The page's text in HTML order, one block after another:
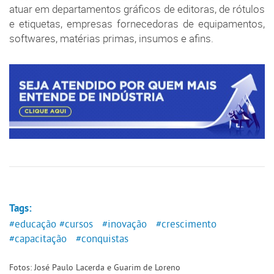
atuar em departamentos gráficos de editoras, de rótulos
e etiquetas, empresas fornecedoras de equipamentos,
softwares, matérias primas, insumos e afins.
Tags:
#educação #cursos #inovação
#crescimento
#capacitação
#conquistas
Fotos: José Paulo Lacerda e Guarim de Loreno